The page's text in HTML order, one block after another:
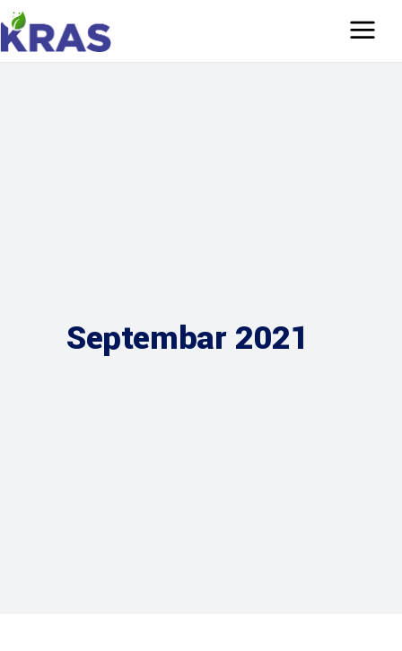
Septembar 2021